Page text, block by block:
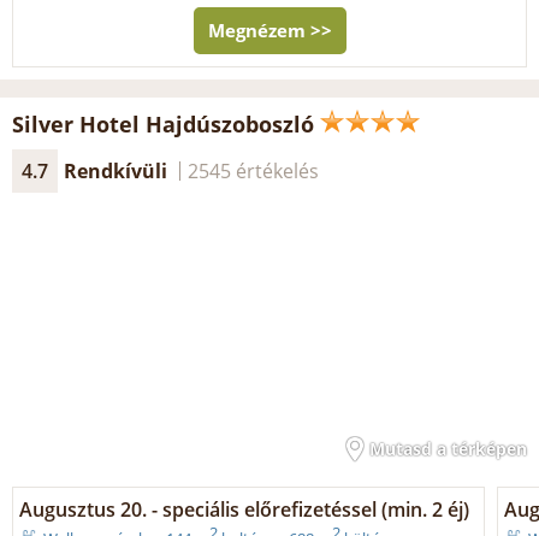
Megnézem >>
Silver Hotel Hajdúszoboszló
4.7 Rendkívüli 2545 értékelés
Mutasd a térképen
Augusztus 20. - speciális előrefizetéssel (min. 2 éj)